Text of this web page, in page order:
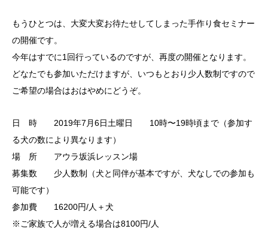
もうひとつは、大変大変お待たせしてしまった手作り食セミナー
の開催です。
今年はすでに1回行っているのですが、再度の開催となります。
どなたでも参加いただけますが、いつもとおり少人数制ですので
ご希望の場合はおはやめにどうぞ。
日 時 2019年7月6日土曜日 10時〜19時頃まで（参加す
る犬の数により異なります）
場 所 アウラ坂浜レッスン場
募集数 少人数制（犬と同伴が基本ですが、犬なしでの参加も
可能です）
参加費 16200円/人＋犬
※ご家族で人が増える場合は8100円/人